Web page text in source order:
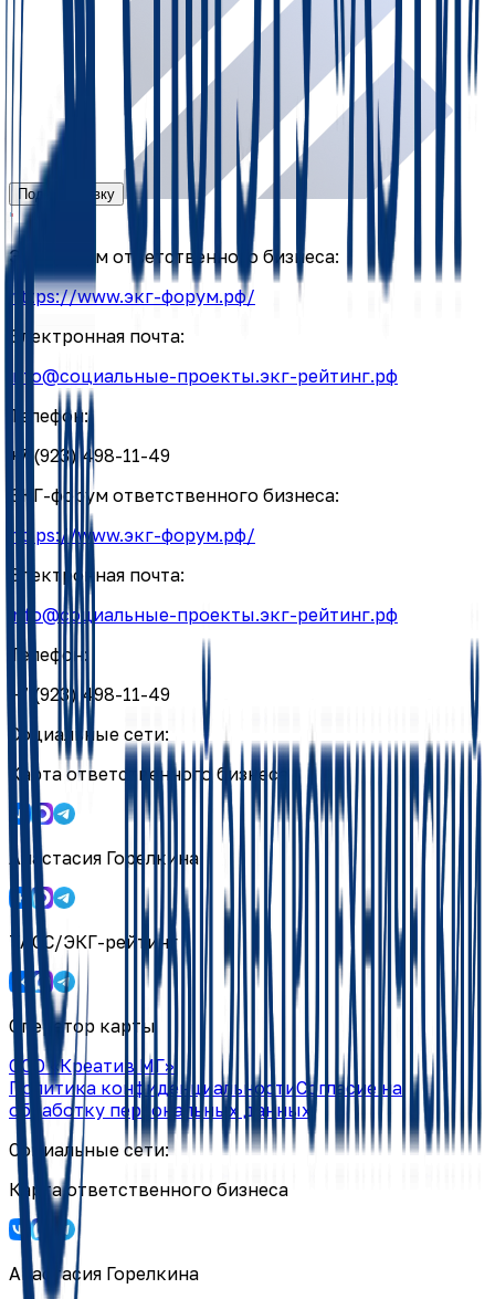
Подать заявку
ЭКГ-форум ответственного бизнеса:
https://www.экг-форум.рф/
Электронная почта:
info@социальные-проекты.экг-рейтинг.рф
Телефон:
+7 (923) 498-11-49
ЭКГ-форум ответственного бизнеса:
https://www.экг-форум.рф/
Электронная почта:
info@социальные-проекты.экг-рейтинг.рф
Телефон:
+7 (923) 498-11-49
Социальные сети:
Карта ответственного бизнеса
Анастасия Горелкина
ТАСС/ЭКГ-рейтинг
Оператор карты
ООО «Креатив МГ»
Политика конфиденциальностиСогласие на
обработку персональных данных
Социальные сети:
Карта ответственного бизнеса
Анастасия Горелкина